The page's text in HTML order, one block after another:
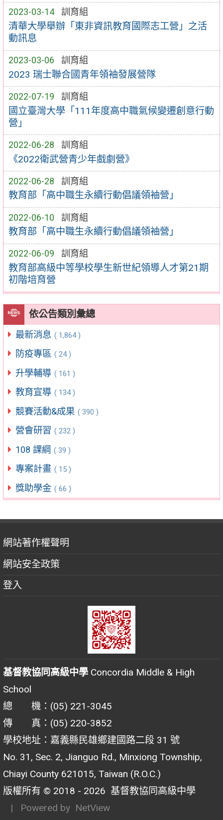
2023-03-14 訓育組
清華大學舉辦「東非資訊教育國際志工營」之活
動訊息
2023-03-06 訓育組
2023 瑞士聯合國青年領袖發展營隊
2022-07-19 訓育組
國立臺灣大學「111年度高中職氣候變遷創意行動
營」
2022-06-28 訓育組
《2022衛武營青少年戲劇營》
2022-06-28 訓育組
教育部「高中職生永續行動倡議領袖營」
2022-06-10 訓育組
教育部「高中職生永續行動倡議領袖營」
2022-06-09 訓育組
教育部高級中等學校學生新世紀領導人才第21期
初階培育營
依公告類別彙總
最新消息 ( 1,864 )
防疫專區 ( 24 )
升學輔導 ( 161 )
教育宣導 ( 134 )
競賽活動&成果 ( 390 )
營會研習 ( 232 )
108 課綱 ( 39 )
專案計畫 ( 15 )
獎助學金 ( 66 )
網站著作權聲明
網站安全政策
登入
基督教協同高級中學 Concordia Middle & High
School
總 機：(05) 221-3045
傳 真：(05) 220-3852
學校地址：嘉義縣民雄鄉建國路二段 31 號
No. 31, Sec. 2, Jianguo Rd., Minxiong Township,
Chiayi County 621015, Taiwan (R.O.C.)
版權所有 © 2018 - 2026 基督教協同高級中學
| Powered by NetView